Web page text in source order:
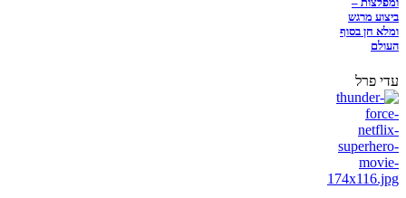
ביצוע מרגש
ומלא חן בסוף
העולם
עדי פרל